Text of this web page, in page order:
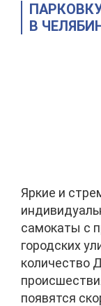
В
Яркие и
самокаты с
городских
количество
появятся